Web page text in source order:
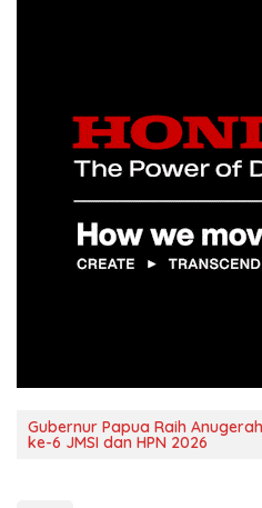
Gubernur Papua Raih
ke-6 JMSI dan HPN 2026